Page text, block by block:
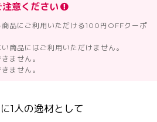
注意ください
品にご利用いただける100円OFFクーポ
商品にはご利用いただけません。
ません。
ません。
1人の逸材として